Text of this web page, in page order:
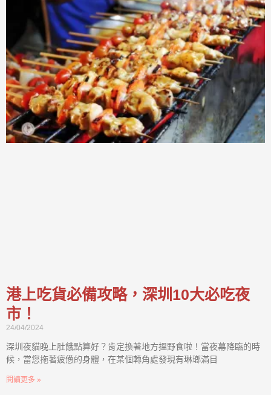
港上吃貨必備攻略，深圳10大必吃夜
市！
24/04/2024
深圳夜貓晚上肚餓點算好？肯定換著地方搵野食啦！當夜幕降臨的時
候，當您拖著疲憊的身體，在某個轉角處發現有琳瑯滿目
閱讀更多 »